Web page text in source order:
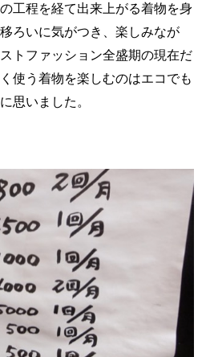
工程を経て出来上がる着物を身
ろいに気がつき、楽しみなが
トファッション全盛期の現在だ
使う着物を楽しむのはエコでも
思いました。